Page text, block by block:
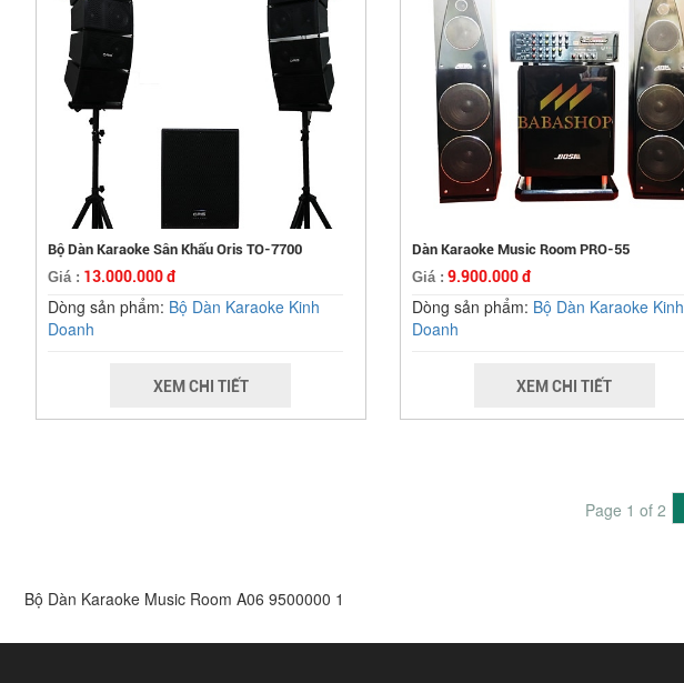
Bộ Dàn Karaoke Sân Khấu Oris TO-7700
Giá : 13.000.000 đ
Dòng sản phẩm: Bộ Dàn Karaoke Kinh
Doanh
XEM CHI TIẾT
Dàn Karaoke Music Room PRO-55
Giá : 9.900.000 đ
Dòng sản phẩm: Bộ Dàn Karaoke Kinh
Doanh
XEM CHI TIẾT
Page 1 of 2
Bộ Dàn Karaoke Music Room A06 9500000 1